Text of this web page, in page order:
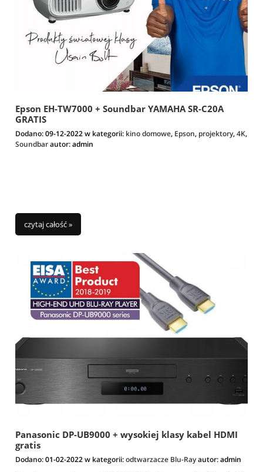
Epson EH-TW7000 + Soundbar YAMAHA SR-C20A
GRATIS
Dodano:09-12-2022w kategorii: kino domowe, Epson, projektory,4K,
Soundbarautor:admin
czytaj całość »
Panasonic DP-UB9000 + wysokiej klasy kabel HDMI
gratis
Dodano:01-02-2022w kategorii:odtwarzacze Blu-Rayautor:admin